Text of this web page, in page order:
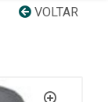
VOLTAR